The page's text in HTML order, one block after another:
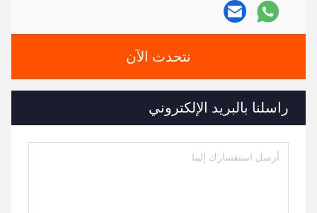
نتحدث الآن
راسلنا بالبريد الإلكتروني